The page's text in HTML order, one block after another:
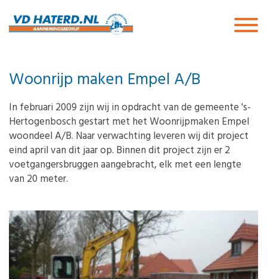
Woonrijp maken Empel A/B
In februari 2009 zijn wij in opdracht van de gemeente 's-
Hertogenbosch gestart met het Woonrijpmaken Empel
woondeel A/B. Naar verwachting leveren wij dit project
eind april van dit jaar op. Binnen dit project zijn er 2
voetgangersbruggen aangebracht, elk met een lengte
van 20 meter.